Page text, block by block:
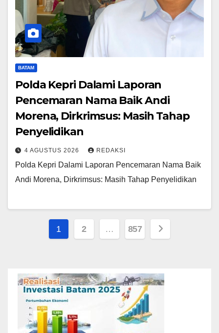
BATAM
Polda Kepri Dalami Laporan
Pencemaran Nama Baik Andi
Morena, Dirkrimsus: Masih Tahap
Penyelidikan
4 AGUSTUS 2026 REDAKSI
Polda Kepri Dalami Laporan Pencemaran Nama Baik
Andi Morena, Dirkrimsus: Masih Tahap Penyelidikan
Paginasi
1 2 … 857